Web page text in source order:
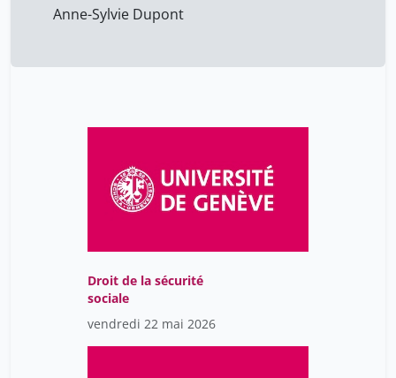
Anne-Sylvie Dupont
Droit de la sécurité
sociale
vendredi 22 mai 2026